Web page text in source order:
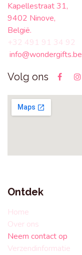
Kapellestraat 31,
9402 Ninove,
België.
+32 491 91 34 92
info@wondergifts.be
Volg ons
Ontdek
Home
Over ons
Neem contact op
Verzendinformatie